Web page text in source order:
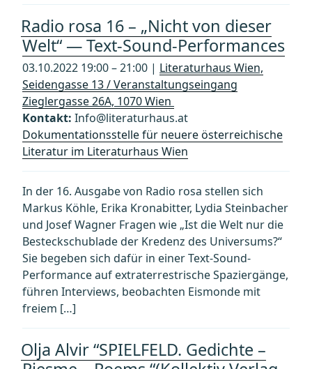
Radio rosa 16 – „Nicht von dieser
Welt“ — Text-Sound-Performances
03.10.2022 19:00 – 21:00 | Literaturhaus Wien,
Seidengasse 13 / Veranstaltungseingang
Zieglergasse 26A, 1070 Wien
Kontakt: Info@literaturhaus.at
Dokumentationsstelle für neuere österreichische
Literatur im Literaturhaus Wien
In der 16. Ausgabe von Radio rosa stellen sich
Markus Köhle, Erika Kronabitter, Lydia Steinbacher
und Josef Wagner Fragen wie „Ist die Welt nur die
Besteckschublade der Kredenz des Universums?“
Sie begeben sich dafür in einer Text-Sound-
Performance auf extraterrestrische Spaziergänge,
führen Interviews, beobachten Eismonde mit
freiem […]
Olja Alvir “SPIELFELD. Gedichte –